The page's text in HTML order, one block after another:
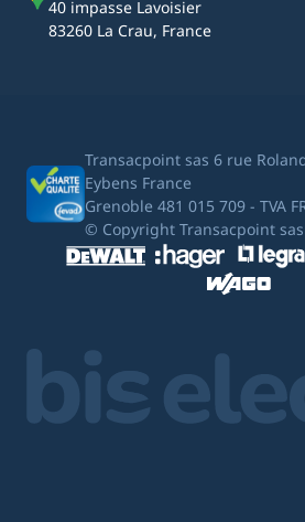
40 impasse Lavoisier
83260 La Crau, France
Transacpoint sas 6 rue
Eybens France
Grenoble 481 015 709 - TVA
© Copyright Transacpoint